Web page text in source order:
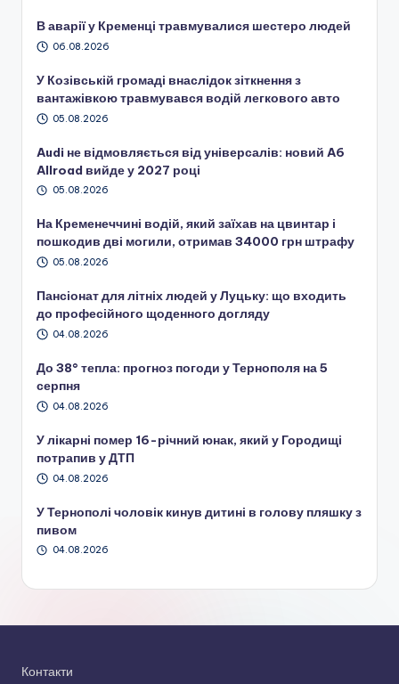
В аварії у Кременці травмувалися шестеро людей
06.08.2026
У Козівській громаді внаслідок зіткнення з
вантажівкою травмувався водій легкового авто
05.08.2026
Audi не відмовляється від універсалів: новий A6
Allroad вийде у 2027 році
05.08.2026
На Кременеччині водій, який заїхав на цвинтар і
пошкодив дві могили, отримав 34000 грн штрафу
05.08.2026
Пансіонат для літніх людей у Луцьку: що входить
до професійного щоденного догляду
04.08.2026
До 38° тепла: прогноз погоди у Тернополя на 5
серпня
04.08.2026
У лікарні помер 16-річний юнак, який у Городищі
потрапив у ДТП
04.08.2026
У Тернополі чоловік кинув дитині в голову пляшку з
пивом
04.08.2026
Контакти